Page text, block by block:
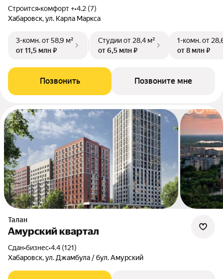
Строится•комфорт +•4.2 (7)
Хабаровск, ул. Карла Маркса
3-комн.от 58,9 м²
от 11,5 млн ₽
Студииот 28,4 м²
от 6,5 млн ₽
1-комн.от
от 8 млн ₽
Позвонить Позвоните мне
Талан
Амурский квартал
Сдан•бизнес•4.4 (121)
Хабаровск, ул. Джамбула / бул. Амурский